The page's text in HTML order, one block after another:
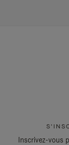
Inscrivez-vous